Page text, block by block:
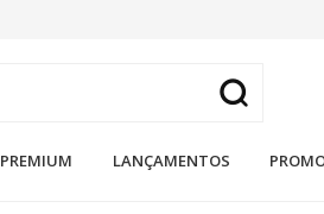
PREMIUM LANÇAMENTOS